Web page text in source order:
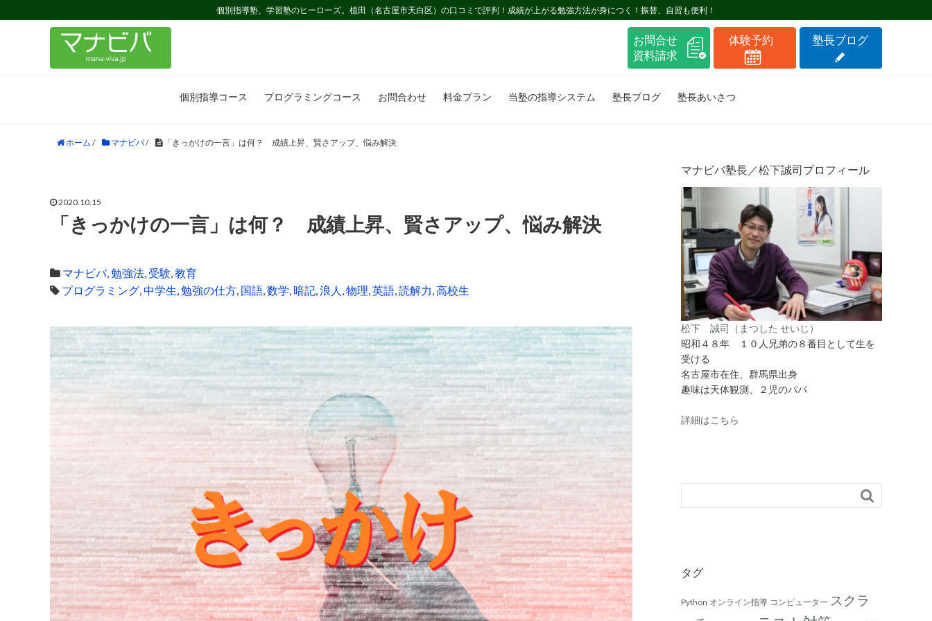
個別指導塾、学習塾のヒーローズ。植田（名古屋市天白区）の口コミで評判！成績が上がる勉強方法が身につく！振替、自習も便利！
個別指導コース プログラミングコース お問合わせ 料金プラン 当塾の指導システム 塾長ブログ 塾長あいさつ
ホーム / マナビバ/ 「きっかけの一言」は何？ 成績上昇、賢さアップ、悩み解決
2020.10.15
「きっかけの一言」は何？ 成績上昇、賢さアップ、悩み解決
マナビバ,勉強法, 受験,教育
プログラミング,中学生,勉強の仕方, 国語,数学,暗記,浪人 ,物理,英語,読解力,高校生
マナビバ塾長／松下誠司プロフィール
松下 誠司（まつした せいじ）
昭和４８年 １０人兄弟の８番目として生を
受ける
名古屋市在住、群馬県出身
趣味は天体観測、２児のパパ
詳細はこちら

タグ
Python オンライン指導 コンピューター スクラ